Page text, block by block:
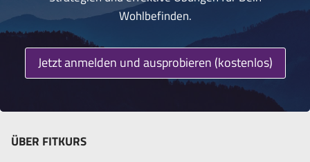
Wohlbefinden.
Jetzt anmelden und ausprobieren (kostenlos)
ÜBER FITKURS